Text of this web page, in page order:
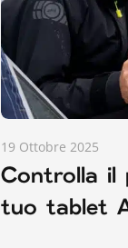
19 Ottobre 2025
Controlla il
tuo tablet